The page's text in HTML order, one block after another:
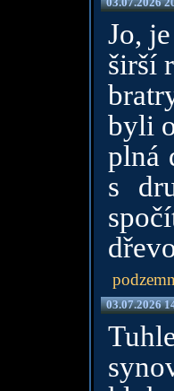
Jo,
širší
byli
plná
s
03.07.2026